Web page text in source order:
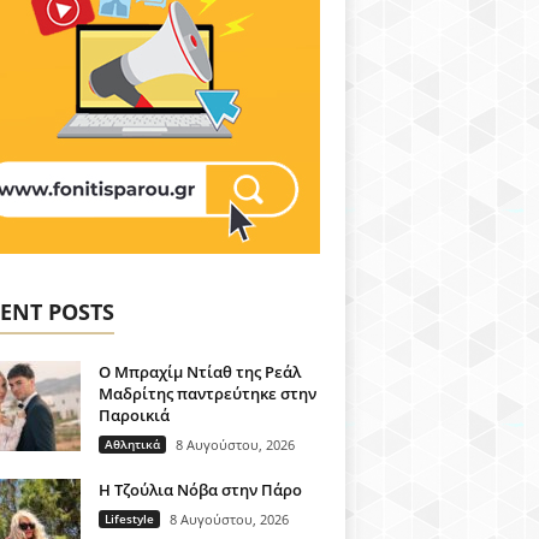
POSTS
Ο Μπραχίμ Ντίαθ της Ρεάλ
Μαδρίτης παντρεύτηκε στην
Παροικιά
Αθλητικά 8 Αυγούστου, 2026
H Τζούλια Νόβα στην Πάρο
Lifestyle 8 Αυγούστου, 2026